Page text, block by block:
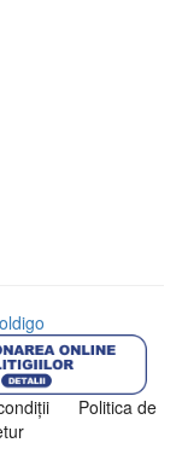
Politica de